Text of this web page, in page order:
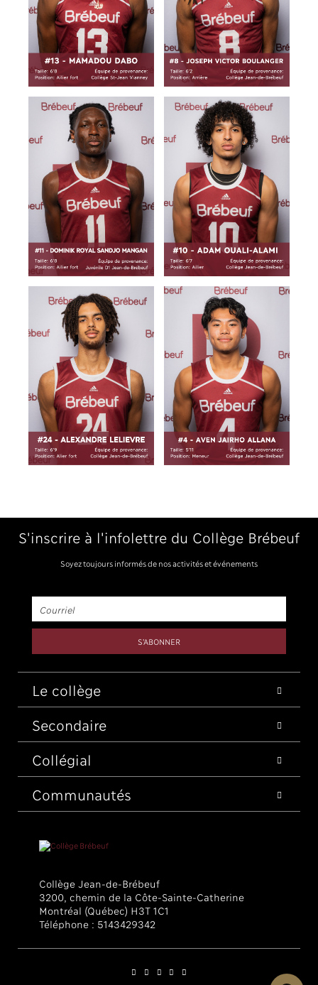
S'inscrire à l'infolettre du Collège Brébeuf
Soyez toujours informés de nos activités et événements
Le collège
Secondaire
Collégial
Communautés
Collège Jean-de-Brébeuf
3200, chemin de la Côte-Sainte-Catherine
Montréal (Québec) H3T 1C1
Téléphone : 5143429342